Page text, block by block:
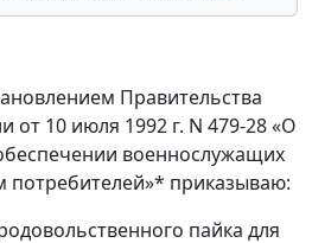
Правительства
от 10 июля 1992 г. N 479-28 «О
военнослужащих
потребителей»* приказываю:
пайка для